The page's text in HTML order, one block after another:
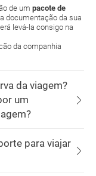
de um pacote de
documentação da sua
levá-la consigo na
da companhia
da viagem?
um
para viajar